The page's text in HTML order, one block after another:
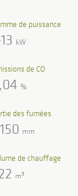
de puissance
kW
de CO
%
de chauffage
m3
des fumées
mm